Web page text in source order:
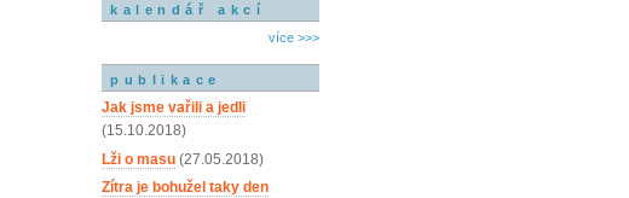
kalendář akcí
více >>>
publikace
Jak jsme vařili a jedli
(15.10.2018)
Lži o masu (27.05.2018)
Zítra je bohužel taky den